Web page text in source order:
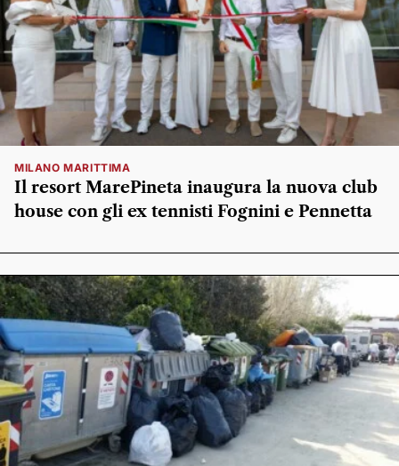
MILANO MARITTIMA
Il resort MarePineta inaugura la nuova club
house con gli ex tennisti Fognini e Pennetta